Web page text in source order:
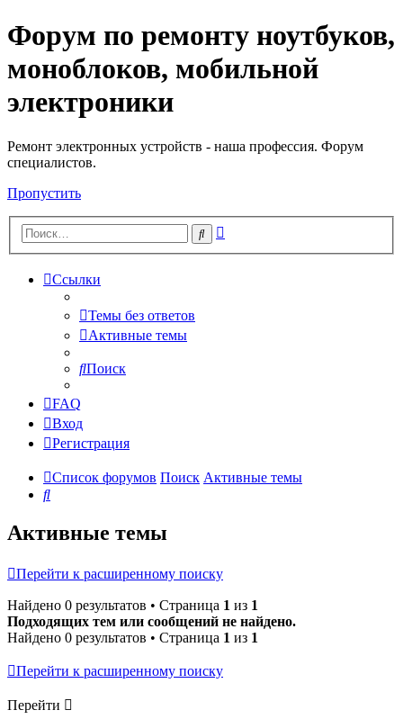
Регистрация
Форум по ремонту ноутбуков,
моноблоков, мобильной
электроники
Ремонт электронных устройств - наша профессия. Форум
специалистов.
Пропустить
Поиск
Ссылки
Темы без ответов
Активные темы
Поиск
FAQ
Вход
Регистрация
Список форумов Поиск Активные темы
Поиск
Активные темы
Перейти к расширенному поиску
Найдено 0 результатов • Страница 1 из 1
Подходящих тем или сообщений не найдено.
Найдено 0 результатов • Страница 1 из 1
Перейти к расширенному поиску
Перейти